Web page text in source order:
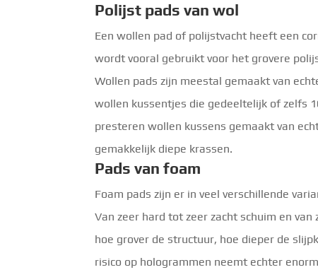
Polijst pads van wol
Een wollen pad of polijstvacht heeft een
wordt vooral gebruikt voor het grovere
Wollen pads zijn meestal gemaakt van
wollen kussentjes die gedeeltelijk of zelfs
presteren wollen kussens gemaakt van
gemakkelijk diepe krassen.
Pads van foam
Foam pads zijn er in veel verschillende
Van zeer hard tot zeer zacht schuim en
hoe grover de structuur, hoe dieper de
risico op hologrammen neemt echter